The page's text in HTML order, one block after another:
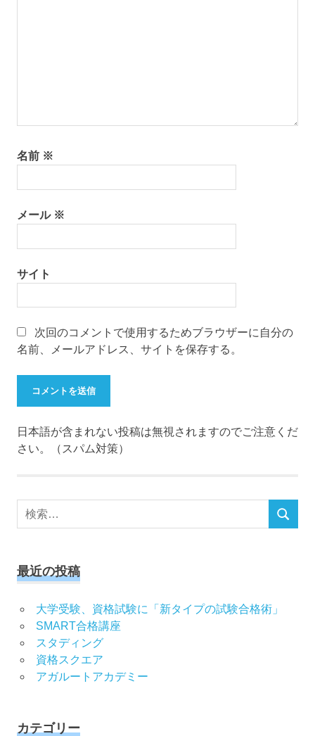
名前 ※
メール ※
サイト
次回のコメントで使用するためブラウザーに自分の
名前、メールアドレス、サイトを保存する。
日本語が含まれない投稿は無視されますのでご注意くだ
さい。（スパム対策）
検
検
最近の投稿
大学受験、資格試験に「新タイプの試験合格術」
SMART合格講座
スタディング
資格スクエア
アガルートアカデミー
カテゴリー